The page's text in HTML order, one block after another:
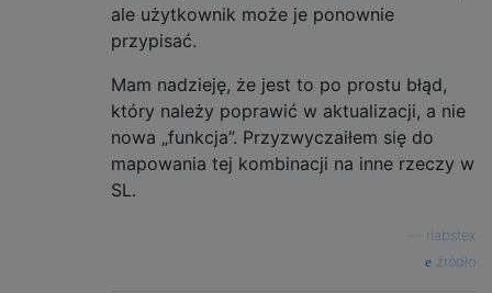
ale użytkownik może je ponownie
przypisać.
Mam nadzieję, że jest to po prostu błąd,
który należy poprawić w aktualizacji, a nie
nowa „funkcja”. Przyzwyczaiłem się do
mapowania tej kombinacji na inne rzeczy w
SL.
rlabstex
źródło